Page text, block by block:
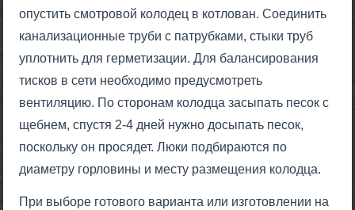
опустить смотровой колодец в котлован. Соединить
канализационные труби с патрубками, стыки труб
уплотнить для герметизации. Для балансирования
тисков в сети необходимо предусмотреть
вентиляцию. По сторонам колодца засыпать песок с
щебнем, спустя 2-4 дней нужно досыпать песок,
поскольку он просядет. Люки подбираются по
диаметру горловины и месту размещения колодца.
При выборе готового варианта или изготовлении на